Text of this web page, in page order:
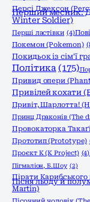
Персі Джексон
Перший месник:
Winter Soldier)
Перші ластівки (4)
Покемон (Pokemon)
Покидьок із сім'ї
Політика (175)
Привид опери
Привілей кохати
Привіт, Шарлотта!
Принц Драконів (The
Провокаторка
Прототип (Prototype)
Проєкт К (K Project) (4)
Пігмаліон, Б.Шоу (2)
Пірати
Пісня льоду й
Martin)